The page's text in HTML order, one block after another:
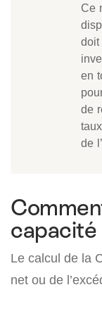
Ce
doit
en
de
de l’
capacité
Le calcul de la
net ou de